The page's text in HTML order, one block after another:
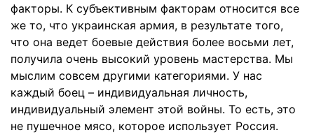
факторы. К субъективным факторам относится все
же то, что украинская армия, в результате того,
что она ведет боевые действия более восьми лет,
получила очень высокий уровень мастерства. Мы
мыслим совсем другими категориями. У нас
каждый боец – индивидуальная личность,
индивидуальный элемент этой войны. То есть, это
не пушечное мясо, которое использует Россия.